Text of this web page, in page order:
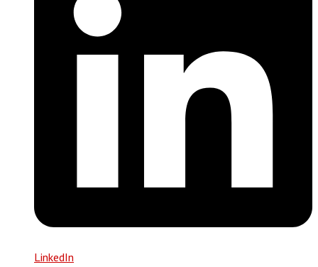
LinkedIn